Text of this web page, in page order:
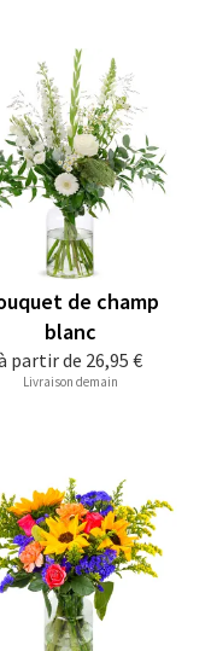
partir de 26,95 €
de champ
blanc
Livraison demain